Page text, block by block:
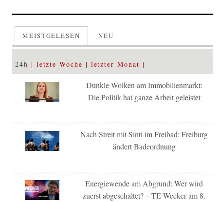
MEISTGELESEN NEU
24h letzte Woche letzter Monat
Dunkle Wolken am Immobilienmarkt:
Die Politik hat ganze Arbeit geleistet
Nach Streit mit Sinti im Freibad: Freiburg
ändert Badeordnung
Energiewende am Abgrund: Wer wird
zuerst abgeschaltet? – TE-Wecker am 8.